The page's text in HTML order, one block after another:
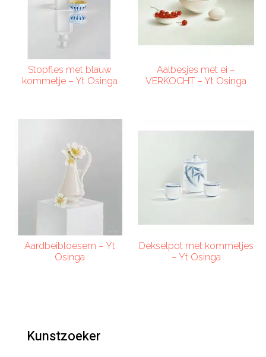
Stopfles met blauw
kommetje – Yt Osinga
Aalbesjes met ei –
VERKOCHT – Yt Osinga
Aardbeibloesem – Yt
Osinga
Dekselpot met kommetjes
– Yt Osinga
Kunstzoeker